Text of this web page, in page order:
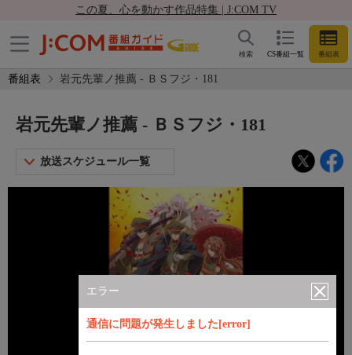
この夏、心を動かす作品特集 | J:COM TV
CS番組一覧 番組表
検索
番組表 岩元先輩ノ推薦 - ＢＳフジ・181
エラー
通信に問題が発生しました[error]
岩元先輩ノ推薦 - ＢＳフジ・181
放送スケジュール一覧